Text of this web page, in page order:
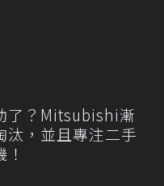
了？Mitsubishi漸
汰，並且專注二手